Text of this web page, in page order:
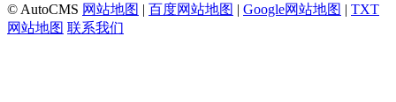
© AutoCMS 网站地图 | 百度网站地图 | Google网站地图 | TXT
网站地图 联系我们